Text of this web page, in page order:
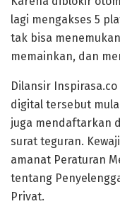
lagi mengakses 5
tak bisa
memainkan, dan
Dilansir
digital tersebut
juga mendaftarkan
surat teguran.
amanat Peraturan
tentang
Privat.